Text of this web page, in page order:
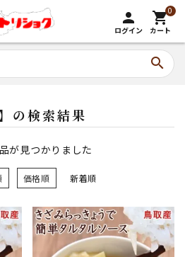
person
ログイン
0
shopping_cart
カート
search
の検索結果
が見つかりました
価格順 新着順